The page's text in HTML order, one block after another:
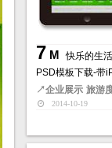
7 M
快乐的生
PSD模板下载-带
↗企业展示 旅游
2014-10-19